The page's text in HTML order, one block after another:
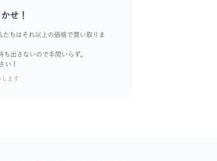
せ！
ちはそれ以上の価格で買い取りま
出さないので手間いらず。
い！
ます